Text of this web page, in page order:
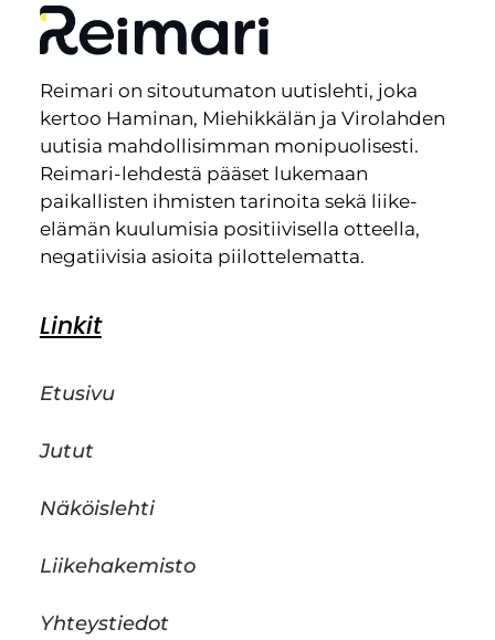
Reimari on sitoutumaton uutislehti, joka
kertoo Haminan, Miehikkälän ja Virolahden
uutisia mahdollisimman monipuolisesti.
Reimari-lehdestä pääset lukemaan
paikallisten ihmisten tarinoita sekä liike-
elämän kuulumisia positiivisella otteella,
negatiivisia asioita piilottelematta.
Linkit
Etusivu
Jutut
Näköislehti
Liikehakemisto
Yhteystiedot